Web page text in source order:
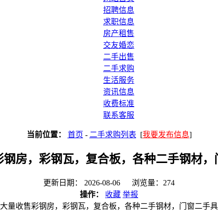
招聘信息
求职信息
房产租售
交友婚恋
二手出售
二手求购
生活服务
资讯信息
收费标准
联系客服
当前位置： 首页 - 二手求购列表 [我要发布信息]
钢房，彩钢瓦，复合板，各种二手钢材，
更新日期： 2026-08-06 浏览量：274
操作：
收藏 举报
大量收售彩钢房，彩钢瓦，复合板，各种二手钢材，门窗二手具